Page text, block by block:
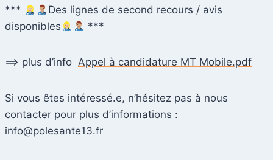
***
Des lignes de second recours / avis
disponibles
***
==> plus d’info Appel à candidature MT Mobile.pdf
Si vous êtes intéressé.e, n’hésitez pas à nous
contacter pour plus d’informations :
info@polesante13.fr